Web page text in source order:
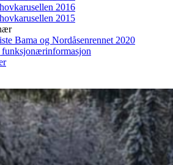
2016
2015
Bama og Nordåsenrennet 2020